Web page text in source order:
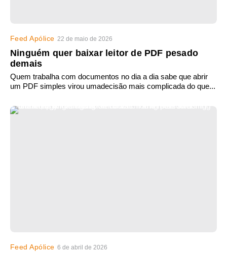
Feed Apólice 22 de maio de 2026
Ninguém quer baixar leitor de PDF pesado
demais
Quem trabalha com documentos no dia a dia sabe que abrir
um PDF simples virou umadecisão mais complicada do que...
Feed Apólice 6 de abril de 2026